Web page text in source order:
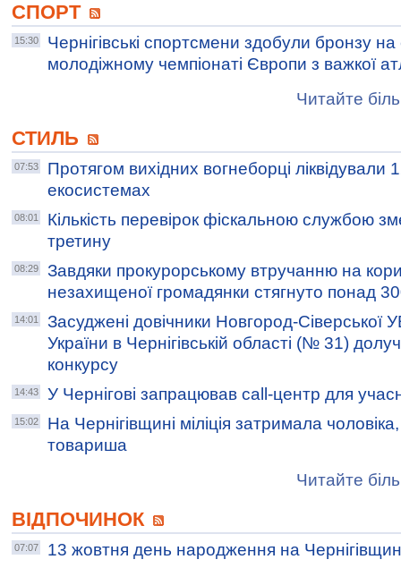
СПОРТ
15:30
Чернігівські спортсмени здобули бронзу
молодіжному чемпіонаті Європи з важкої
Читайте
СТИЛЬ
07:53
Протягом вихідних вогнеборці ліквідували
екосистемах
08:01
Кількість перевірок фіскальною службою
третину
08:29
Завдяки прокурорському втручанню на
незахищеної громадянки стягнуто понад
14:01
Засуджені довічники Новгород-Сіверської
України в Чернігівській області (№ 31)
конкурсу
14:43 У Чернігові запрацював сall-центр для
15:02
На Чернігівщині міліція затримала
товариша
Читайте
ВІДПОЧИНОК
07:07 13 жовтня день народження на